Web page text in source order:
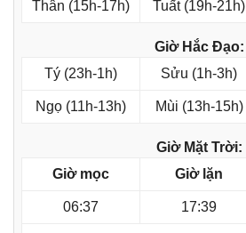
Thân (15h-17h) Tuất (19h-21h)
Giờ Hắc Đạo:
Tý (23h-1h)
Sửu (1h-3h)
Ngọ (11h-13h) Mùi (13h-15h)
Giờ Mặt Trời:
Giờ mọc
Giờ lặn
06:37 17:39